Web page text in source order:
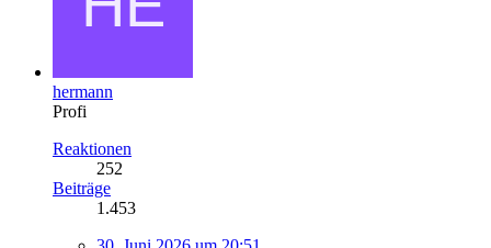
hermann
Profi
Reaktionen
252
Beiträge
1.453